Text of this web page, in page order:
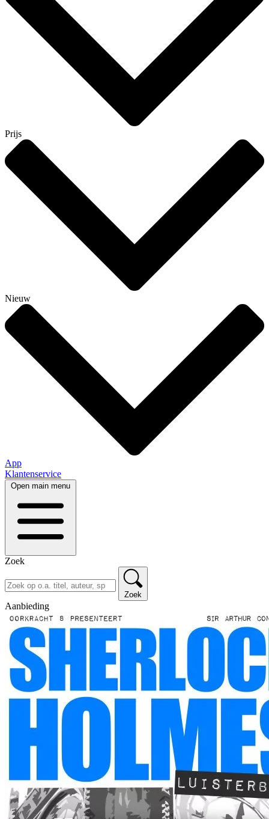
Prijs
Nieuw
App
Klantenservice
Open main menu
Zoek
Zoek
Aanbieding